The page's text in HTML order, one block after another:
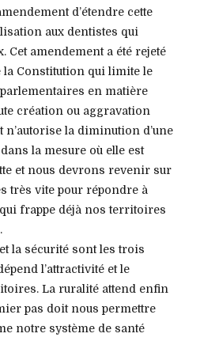
d’étendre cette
aux dentistes qui
Cet amendement a été rejeté
la Constitution qui limite le
en matière
création ou aggravation
n’autorise la diminution d’une
la mesure où elle est
et nous devrons revenir sur
très vite pour répondre à
frappe déjà nos territoires
la sécurité sont les trois
l’attractivité et le
La ruralité attend enfin
pas doit nous permettre
notre système de santé